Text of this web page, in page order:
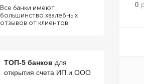
Все банки имеют
большинство хвалебных
отзывов от клиентов.
ТОП-5 банков для
открытия счета ИП и ООО
0